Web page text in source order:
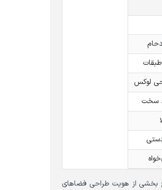
لوکس
سخت
بخشی از هویت طراحی فضاهای